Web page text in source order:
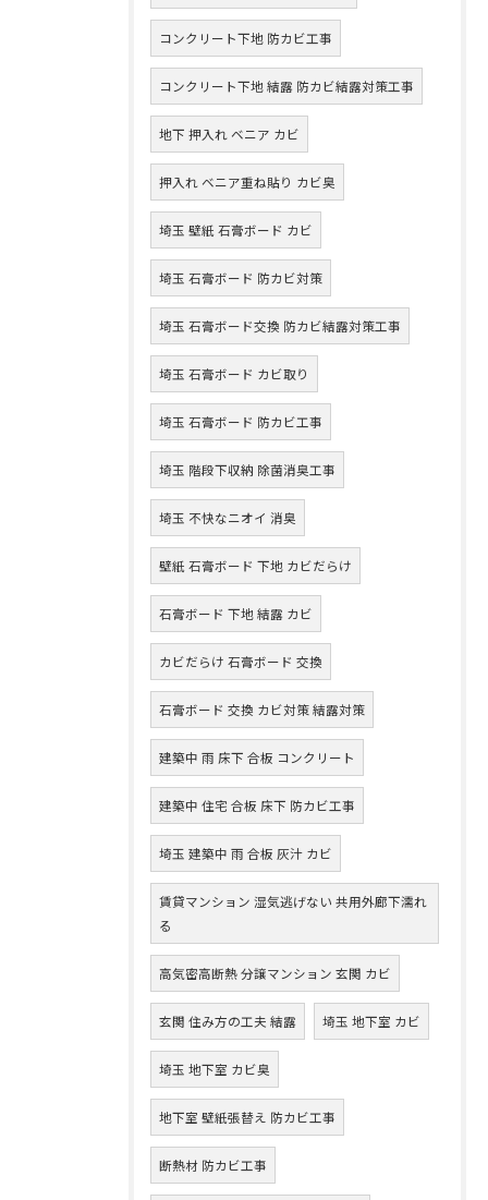
コンクリート下地 防カビ工事
コンクリート下地 結露 防カビ結露対策工事
地下 押入れ ベニア カビ
押入れ ベニア重ね貼り カビ臭
埼玉 壁紙 石膏ボード カビ
埼玉 石膏ボード 防カビ対策
埼玉 石膏ボード交換 防カビ結露対策工事
埼玉 石膏ボード カビ取り
埼玉 石膏ボード 防カビ工事
埼玉 階段下収納 除菌消臭工事
埼玉 不快なニオイ 消臭
壁紙 石膏ボード 下地 カビだらけ
石膏ボード 下地 結露 カビ
カビだらけ 石膏ボード 交換
石膏ボード 交換 カビ対策 結露対策
建築中 雨 床下 合板 コンクリート
建築中 住宅 合板 床下 防カビ工事
埼玉 建築中 雨 合板 灰汁 カビ
賃貸マンション 湿気逃げない 共用外廊下濡れ
る
高気密高断熱 分譲マンション 玄関 カビ
玄関 住み方の工夫 結露 埼玉 地下室 カビ
埼玉 地下室 カビ臭
地下室 壁紙張替え 防カビ工事
断熱材 防カビ工事